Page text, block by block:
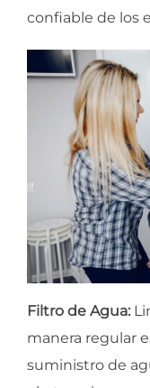
confiable de los
Filtro de Agua:
manera regular
suministro de